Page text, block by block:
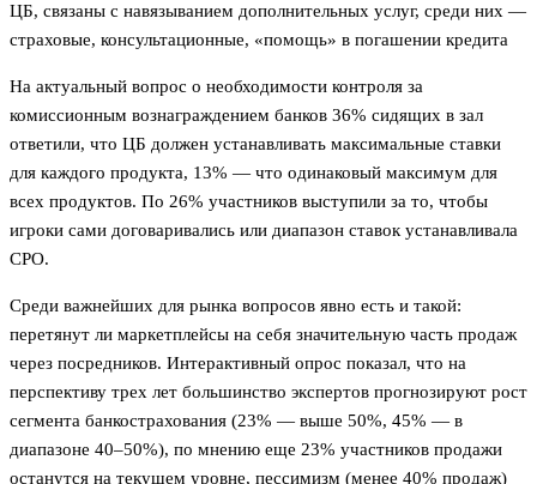
ЦБ, связаны с навязыванием дополнительных услуг, среди них —
страховые, консультационные, «помощь» в погашении кредита
На актуальный вопрос о необходимости контроля за
комиссионным вознаграждением банков 36% сидящих в зал
ответили, что ЦБ должен устанавливать максимальные ставки
для каждого продукта, 13% — что одинаковый максимум для
всех продуктов. По 26% участников выступили за то, чтобы
игроки сами договаривались или диапазон ставок устанавливала
СРО.
Среди важнейших для рынка вопросов явно есть и такой:
перетянут ли маркетплейсы на себя значительную часть продаж
через посредников. Интерактивный опрос показал, что на
перспективу трех лет большинство экспертов прогнозируют рост
сегмента банкострахования (23% — выше 50%, 45% — в
диапазоне 40–50%), по мнению еще 23% участников продажи
останутся на текущем уровне, пессимизм (менее 40% продаж)